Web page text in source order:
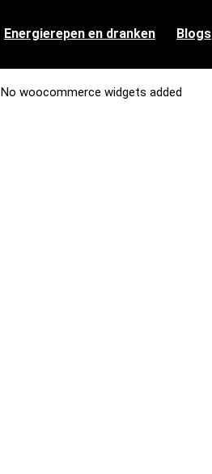
Energierepen en dranken Blogs
No woocommerce widgets added